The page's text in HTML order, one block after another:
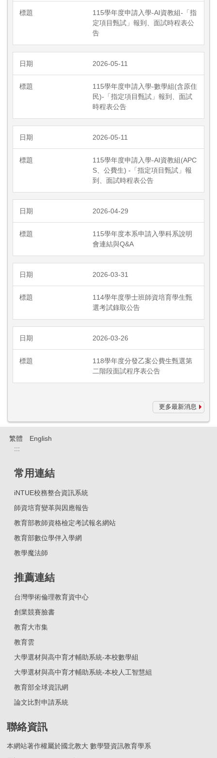
115學年度申請入學-AI資教組-「指
定項目甄試」報到、面試時程表公
告
2026-05-11
115學年度申請入學-數學組(含原住
民)-「指定項目甄試」報到、面試
時程表公告
2026-05-11
115學年度申請入學-AI資教組(APC
S、公費生) -「指定項目甄試」報
到、面試時程表公告
2026-04-29
115學年度本系申請入學科系說明
會連結與Q&A
2026-03-31
114學年度學士班師資培育學生甄
選考試錄取公告
2026-03-26
118學年度分發乙案公費生甄選第
二階段面試程序表公告
更多最新消息
繁體
English
:::
常用連結
iNTUE校務整合資訊系統
師資培育變革與因應報告
教育部教師資格檢定考試報名網站
教育部數位學伴入學網
教學魔法師
推薦連結
台灣學術倫理教育資中心
創業競賽臉書
教育大市集
教育雲
大學選材與高中育才輔助系統-本校數學組
大學選材與高中育才輔助系統-本校人工智慧組
教育部全球資訊網
論文比對申請系統
聯絡資訊
本網站著作權屬於國北教大 數學暨資訊教育學系